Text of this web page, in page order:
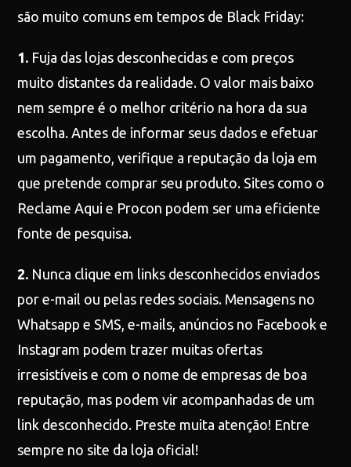
são muito comuns em tempos de Black Friday:
1. Fuja das lojas desconhecidas e com preços
muito distantes da realidade. O valor mais baixo
nem sempre é o melhor critério na hora da sua
escolha. Antes de informar seus dados e efetuar
um pagamento, verifique a reputação da loja em
que pretende comprar seu produto. Sites como o
Reclame Aqui e Procon podem ser uma eficiente
fonte de pesquisa.
2. Nunca clique em links desconhecidos enviados
por e-mail ou pelas redes sociais. Mensagens no
Whatsapp e SMS, e-mails, anúncios no Facebook e
Instagram podem trazer muitas ofertas
irresistíveis e com o nome de empresas de boa
reputação, mas podem vir acompanhadas de um
link desconhecido. Preste muita atenção! Entre
sempre no site da loja oficial!